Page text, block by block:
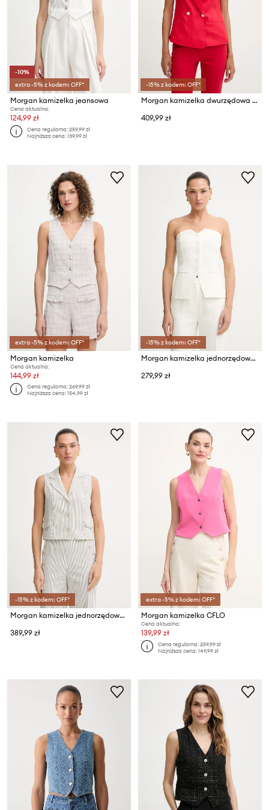
-10%
extra -5% z kodem: OFF*
Morgan kamizelka jeansowa
Cena aktualna:
124,99 zł
Cena regularna:259,99 zł
Najniższa cena:139,99 zł
-15% z kodem: OFF*
Morgan kamizelka dwurzędowa damska VAGMA
409,99 zł
extra -5% z kodem: OFF*
Morgan kamizelka
Cena aktualna:
144,99 zł
Cena regularna:269,99 zł
Najniższa cena:154,99 zł
-15% z kodem: OFF*
Morgan kamizelka jednorzędowa damska CURL.F
279,99 zł
-15% z kodem: OFF*
Morgan kamizelka jednorzędowa damska VSTRIPE
389,99 zł
extra -5% z kodem: OFF*
Morgan kamizelka CFLO
Cena aktualna:
139,99 zł
Cena regularna:259,99 zł
Najniższa cena:149,99 zł